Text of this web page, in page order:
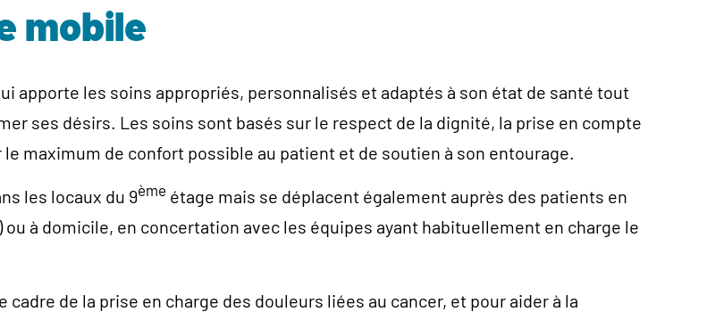
mobile
apporte les soins appropriés, personnalisés et adaptés à son état de santé tout
ses désirs. Les soins sont basés sur le respect de la dignité, la prise en compte
maximum de confort possible au patient et de soutien à son entourage.
les locaux du 9ème étage mais se déplacent également auprès des patients en
à domicile, en concertation avec les équipes ayant habituellement en charge le
de la prise en charge des douleurs liées au cancer, et pour aider à la